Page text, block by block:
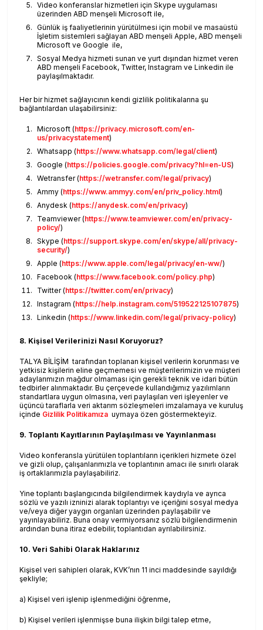
Video konferanslar hizmetleri için Skype uygulaması
üzerinden ABD menşeli Microsoft ile,
Günlük iş faaliyetlerinin yürütülmesi için mobil ve masaüstü
İşletim sistemleri sağlayan ABD menşeli Apple, ABD menşeli
Microsoft ve Google ile,
Sosyal Medya hizmeti sunan ve yurt dışından hizmet veren
ABD menşeli Facebook, Twitter, Instagram ve Linkedin ile
paylaşılmaktadır.
Her bir hizmet sağlayıcının kendi gizlilik politikalarına şu
bağlantılardan ulaşabilirsiniz:
Microsoft (https://privacy.microsoft.com/en-
us/privacystatement)
Whatsapp (https://www.whatsapp.com/legal/client)
Google (https://policies.google.com/privacy?hl=en-US)
Wetransfer (https://wetransfer.com/legal/privacy)
Ammy (https://www.ammyy.com/en/priv_policy.html)
Anydesk (https://anydesk.com/en/privacy)
Teamviewer (https://www.teamviewer.com/en/privacy-
policy/)
Skype (https://support.skype.com/en/skype/all/privacy-
security/)
Apple (https://www.apple.com/legal/privacy/en-ww/)
Facebook (https://www.facebook.com/policy.php)
Twitter (https://twitter.com/en/privacy)
Instagram (https://help.instagram.com/519522125107875)
Linkedin (https://www.linkedin.com/legal/privacy-policy)
8. Kişisel Verilerinizi Nasıl Koruyoruz?
TALYA BİLİŞİM tarafından toplanan kişisel verilerin korunması ve
yetkisiz kişilerin eline geçmemesi ve müşterilerimizin ve müşteri
adaylarımızın mağdur olmaması için gerekli teknik ve idari bütün
tedbirler alınmaktadır. Bu çerçevede kullandığımız yazılımların
standartlara uygun olmasına, veri paylaşılan veri işleyenler ve
üçüncü taraflarla veri aktarım sözleşmeleri imzalamaya ve kuruluş
içinde Gizlilik Politikamıza uymaya özen göstermekteyiz.
9. Toplantı Kayıtlarının Paylaşılması ve Yayınlanması
Video konferansla yürütülen toplantıların içerikleri hizmete özel
ve gizli olup, çalışanlarımızla ve toplantının amacı ile sınırlı olarak
iş ortaklarımızla paylaşabiliriz.
Yine toplantı başlangıcında bilgilendirmek kaydıyla ve ayrıca
sözlü ve yazılı izninizi alarak toplantıyı ve içeriğini sosyal medya
ve/veya diğer yaygın organları üzerinden paylaşabilir ve
yayınlayabiliriz. Buna onay vermiyorsanız sözlü bilgilendirmenin
ardından buna itiraz edebilir, toplantıdan ayrılabilirsiniz.
10. Veri Sahibi Olarak Haklarınız
Kişisel veri sahipleri olarak, KVK’nın 11 inci maddesinde sayıldığı
şekliyle;
a) Kişisel veri işlenip işlenmediğini öğrenme,
b) Kişisel verileri işlenmişse buna ilişkin bilgi talep etme,